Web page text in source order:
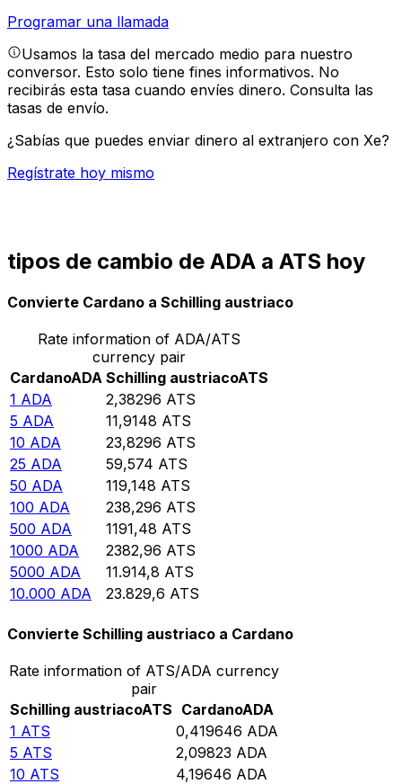
Programar una llamada
Usamos la tasa del mercado medio para nuestro
conversor. Esto solo tiene fines informativos. No
recibirás esta tasa cuando envíes dinero. Consulta las
tasas de envío.
¿Sabías que puedes enviar dinero al extranjero con Xe?
Regístrate hoy mismo
tipos de cambio de ADA a ATS hoy
Convierte Cardano a Schilling austriaco
Rate information of ADA/ATS
currency pair
CardanoADA Schilling austriacoATS
1 ADA 2,38296 ATS
5 ADA 11,9148 ATS
10 ADA 23,8296 ATS
25 ADA 59,574 ATS
50 ADA 119,148 ATS
100 ADA 238,296 ATS
500 ADA 1191,48 ATS
1000 ADA 2382,96 ATS
5000 ADA 11.914,8 ATS
10.000 ADA 23.829,6 ATS
Convierte Schilling austriaco a Cardano
Rate information of ATS/ADA currency
pair
Schilling austriacoATS CardanoADA
1 ATS 0,419646 ADA
5 ATS 2,09823 ADA
10 ATS 4,19646 ADA